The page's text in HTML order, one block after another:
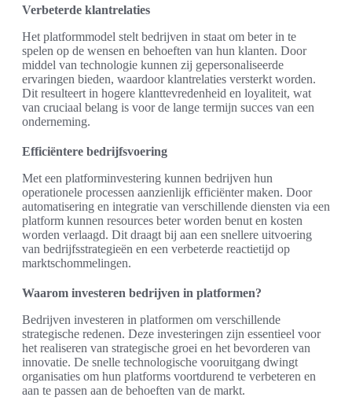
Verbeterde klantrelaties
Het platformmodel stelt bedrijven in staat om beter in te
spelen op de wensen en behoeften van hun klanten. Door
middel van technologie kunnen zij gepersonaliseerde
ervaringen bieden, waardoor klantrelaties versterkt worden.
Dit resulteert in hogere klanttevredenheid en loyaliteit, wat
van cruciaal belang is voor de lange termijn succes van een
onderneming.
Efficiëntere bedrijfsvoering
Met een platforminvestering kunnen bedrijven hun
operationele processen aanzienlijk efficiënter maken. Door
automatisering en integratie van verschillende diensten via een
platform kunnen resources beter worden benut en kosten
worden verlaagd. Dit draagt bij aan een snellere uitvoering
van bedrijfsstrategieën en een verbeterde reactietijd op
marktschommelingen.
Waarom investeren bedrijven in platformen?
Bedrijven investeren in platformen om verschillende
strategische redenen. Deze investeringen zijn essentieel voor
het realiseren van strategische groei en het bevorderen van
innovatie. De snelle technologische vooruitgang dwingt
organisaties om hun platforms voortdurend te verbeteren en
aan te passen aan de behoeften van de markt.